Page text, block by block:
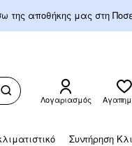
της αποθήκης μας στη
Λογαριασμός
Συντήρηση